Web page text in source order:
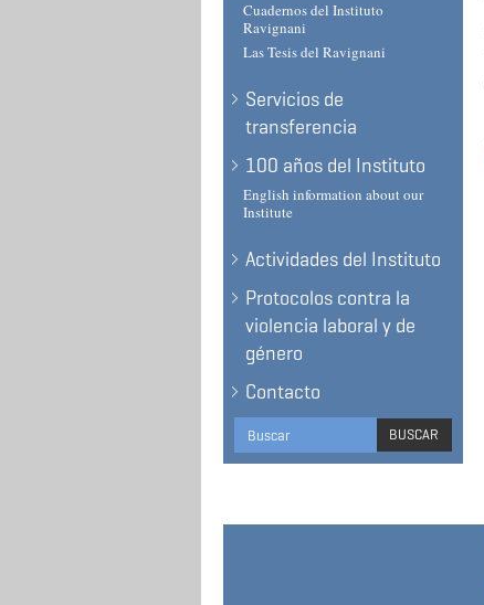
Cuadernos del Instituto
Ravignani
Las Tesis del Ravignani
Servicios de
transferencia
100 años del Instituto
English information about our
Institute
Actividades del Instituto
Protocolos contra la
violencia laboral y de
género
Contacto
Search
form
BUSCAR
BUSCAR